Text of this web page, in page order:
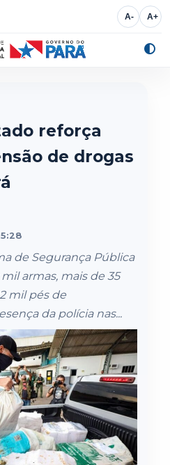
A- A+
reforça
de drogas
de Segurança Pública
armas, mais de 35
mil pés de
da polícia nas...